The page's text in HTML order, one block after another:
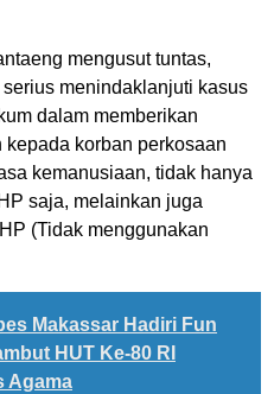
mengusut tuntas,
menindaklanjuti kasus
dalam memberikan
korban perkosaan
kemanusiaan, tidak hanya
saja, melainkan juga
(Tidak menggunakan
Makassar Hadiri Fun
HUT Ke-80 RI
Agama